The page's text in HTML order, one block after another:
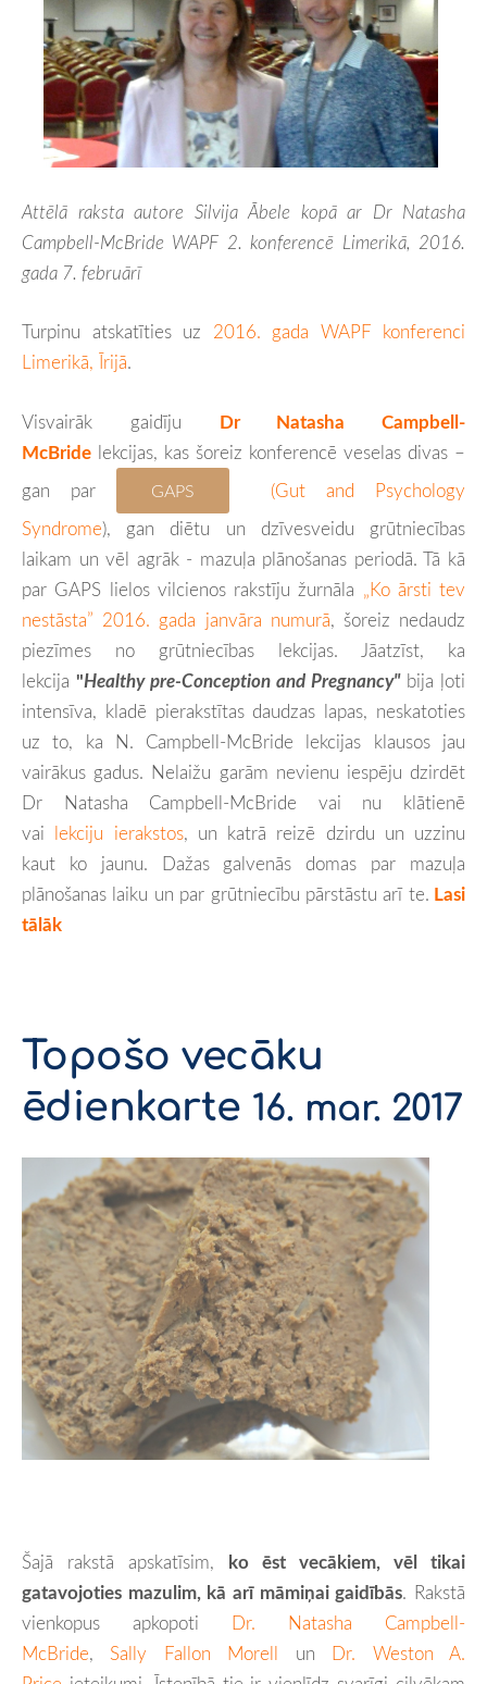
Attēlā raksta autore Silvija Ābele kopā ar Dr Natasha
Campbell-McBride WAPF 2. konferencē Limerikā, 2016.
gada 7. februārī
Turpinu atskatīties uz 2016. gada WAPF konferenci
Limerikā, Īrijā.
Visvairāk gaidīju Dr Natasha Campbell-
McBride lekcijas, kas šoreiz konferencē veselas divas –
gan par
GAPS
(Gut and Psychology
Syndrome), gan diētu un dzīvesveidu grūtniecības
laikam un vēl agrāk - mazuļa plānošanas periodā. Tā kā
par GAPS lielos vilcienos rakstīju žurnāla „Ko ārsti tev
nestāsta” 2016. gada janvāra numurā, šoreiz nedaudz
piezīmes no grūtniecības lekcijas. Jāatzīst, ka
lekcija "Healthy pre-Conception and Pregnancy"bija ļoti
intensīva, kladē pierakstītas daudzas lapas, neskatoties
uz to, ka N. Campbell-McBride lekcijas klausos jau
vairākus gadus. Nelaižu garām nevienu iespēju dzirdēt
Dr Natasha Campbell-McBride vai nu klātienē
vai lekciju ierakstos, un katrā reizē dzirdu un uzzinu
kaut ko jaunu. Dažas galvenās domas par mazuļa
plānošanas laiku un par grūtniecību pārstāstu arī te. Lasi
tālāk
Topošo vecāku
ēdienkarte 16. mar. 2017
Šajā rakstā apskatīsim, ko ēst vecākiem, vēl tikai
gatavojoties mazulim, kā arī māmiņai gaidībās. Rakstā
vienkopus apkopoti Dr. Natasha Campbell-
McBride, Sally Fallon Morell un Dr. Weston A.